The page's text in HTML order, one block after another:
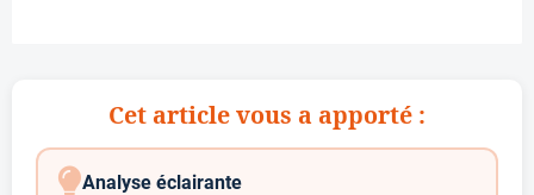
Cet article vous a apporté :
Analyse éclairante